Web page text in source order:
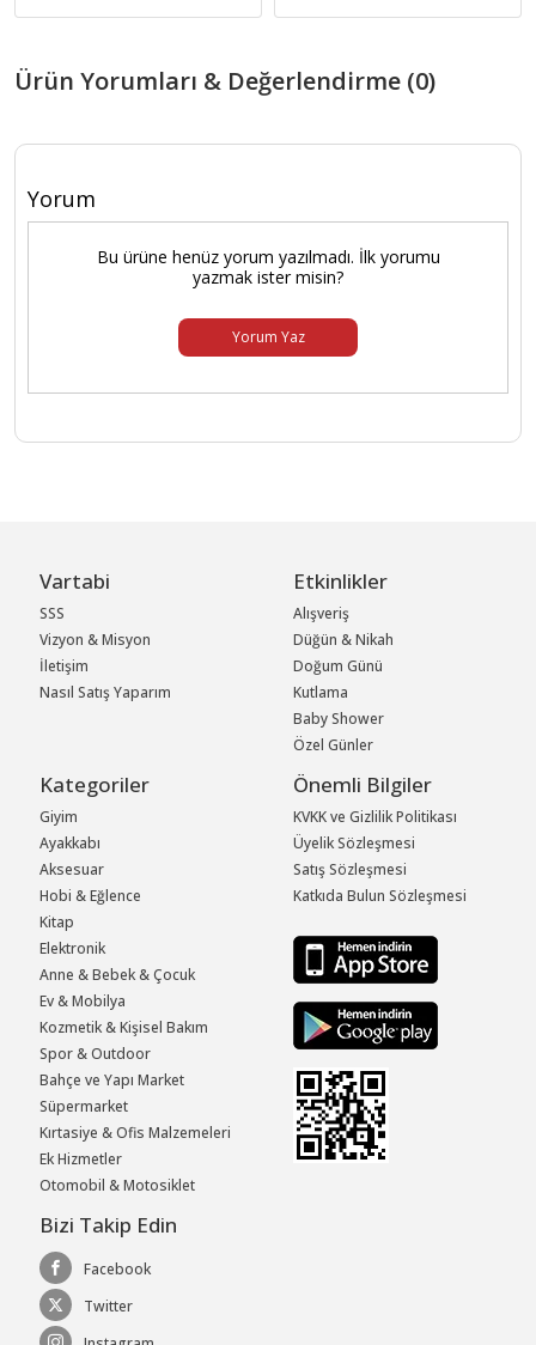
Ürün Yorumları & Değerlendirme (0)
Yorum
Bu ürüne henüz yorum yazılmadı. İlk yorumu
yazmak ister misin?
Yorum Yaz
Vartabi
SSS
Vizyon & Misyon
İletişim
Nasıl Satış Yaparım
Etkinlikler
Alışveriş
Düğün & Nikah
Doğum Günü
Kutlama
Baby Shower
Özel Günler
Kategoriler
Giyim
Ayakkabı
Aksesuar
Hobi & Eğlence
Kitap
Elektronik
Anne & Bebek & Çocuk
Ev & Mobilya
Kozmetik & Kişisel Bakım
Spor & Outdoor
Bahçe ve Yapı Market
Süpermarket
Kırtasiye & Ofis Malzemeleri
Ek Hizmetler
Otomobil & Motosiklet
Önemli Bilgiler
KVKK ve Gizlilik Politikası
Üyelik Sözleşmesi
Satış Sözleşmesi
Katkıda Bulun Sözleşmesi
Bizi Takip Edin
Facebook
Twitter